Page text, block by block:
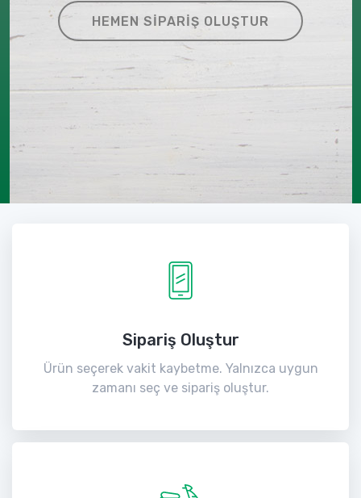
HEMEN SIPARIŞ OLUŞTUR
Sipariş Oluştur
Ürün seçerek vakit kaybetme. Yalnızca uygun
zamanı seç ve sipariş oluştur.